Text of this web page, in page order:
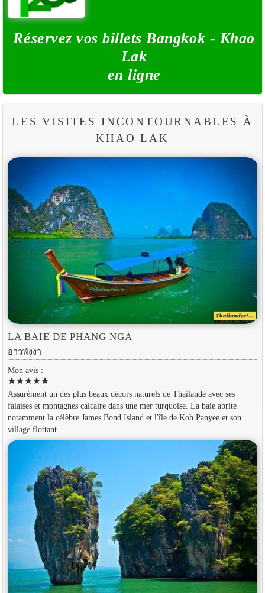
Réservez vos billets Bangkok - Khao
Lak
en ligne
LES VISITES INCONTOURNABLES À
KHAO LAK
LA BAIE DE PHANG NGA
อ่าวพังงา
Mon avis :
starstarstarstarstar
Assurément un des plus beaux décors naturels de Thaïlande avec ses
falaises et montagnes calcaire dans une mer turquoise. La baie abrite
notamment la célèbre James Bond Island et l'île de Koh Panyee et son
village flottant.